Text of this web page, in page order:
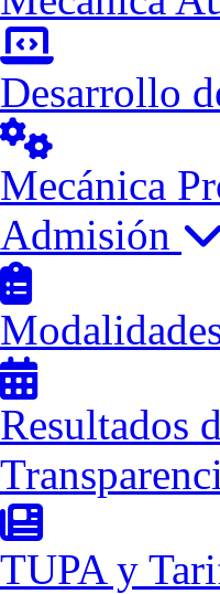
Desarrollo
Mecánica
Admisión
Resultados
TUPA y